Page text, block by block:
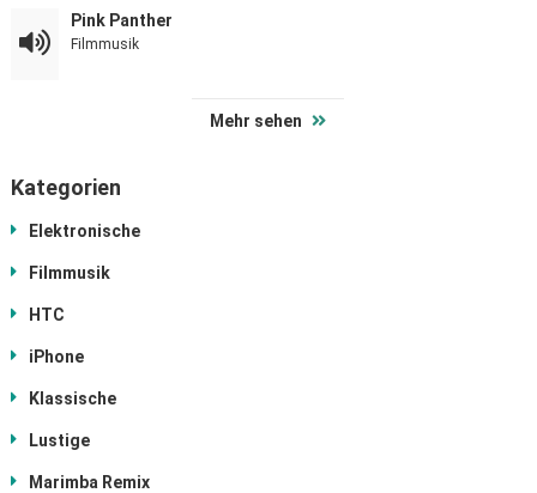
Pink Panther
Filmmusik
Mehr sehen
Kategorien
Elektronische
Filmmusik
HTC
iPhone
Klassische
Lustige
Marimba Remix